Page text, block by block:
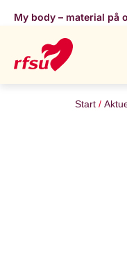
My body – material på
Start